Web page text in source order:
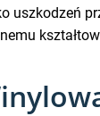
uszkodzeń